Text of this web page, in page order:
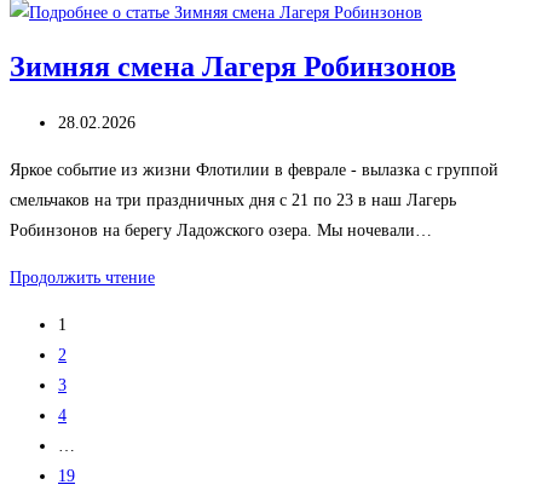
рождения
Зимняя смена Лагеря Робинзонов
Запись
28.02.2026
Яркое событие из жизни Флотилии в феврале - вылазка с группой
смельчаков на три праздничных дня с 21 по 23 в наш Лагерь
Робинзонов на берегу Ладожского озера. Мы ночевали…
Продолжить чтениеЗимняя
1
2
3
4
19